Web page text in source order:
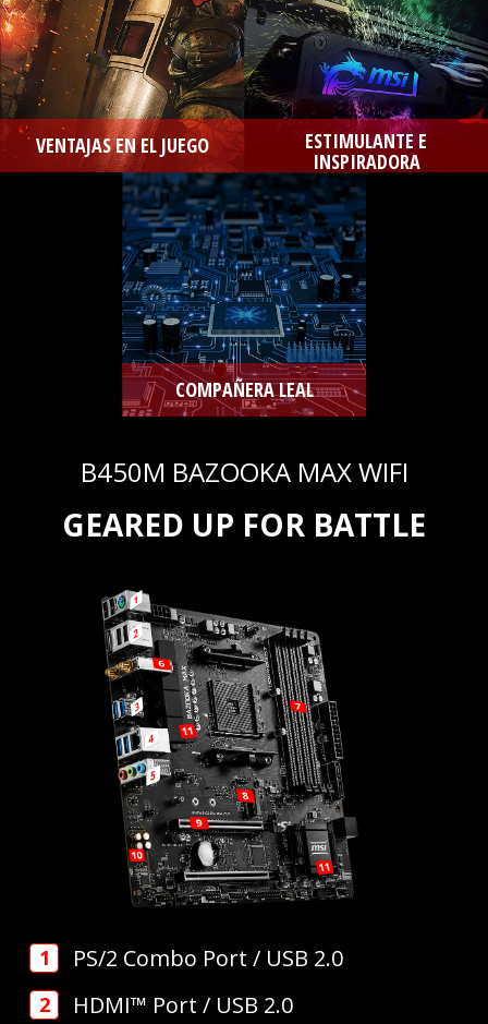
VENTAJAS EN EL JUEGO ESTIMULANTE E
INSPIRADORA
COMPAÑERA LEAL
B450M BAZOOKA MAX WIFI
GEARED UP FOR BATTLE
PS/2 Combo Port / USB 2.0
HDMI™ Port / USB 2.0